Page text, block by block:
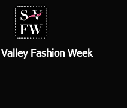
Fashion Week